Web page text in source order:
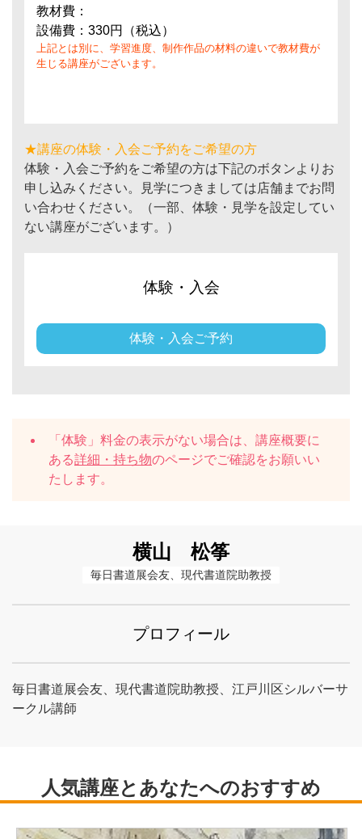
教材費：
設備費：330円（税込）
上記とは別に、学習進度、制作作品の材料の違いで教材費が
生じる講座がございます。
★講座の体験・入会ご予約をご希望の方
体験・入会ご予約をご希望の方は下記のボタンよりお
申し込みください。見学につきましては店舗までお問
い合わせください。（一部、体験・見学を設定してい
ない講座がございます。）
体験・入会
体験・入会ご予約
「体験」料金の表示がない場合は、講座概要に
ある詳細・持ち物のページでご確認をお願いい
たします。
横山 松筝
毎日書道展会友、現代書道院助教授
プロフィール
毎日書道展会友、現代書道院助教授、江戸川区シルバーサ
ークル講師